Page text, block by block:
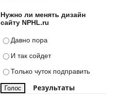
Нужно ли менять дизайн
сайту NPHL.ru
Давно пора
И так сойдет
Только чуток подправить
Результаты